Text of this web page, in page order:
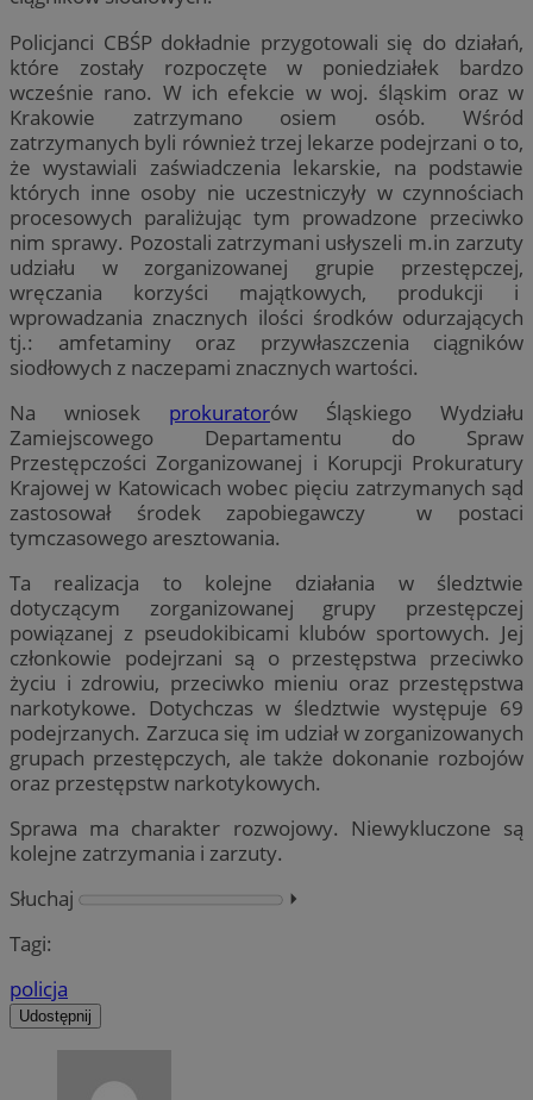
Policjanci CBŚP dokładnie przygotowali się do działań,
które zostały rozpoczęte w poniedziałek bardzo
wcześnie rano. W ich efekcie w woj. śląskim oraz w
Krakowie zatrzymano osiem osób. Wśród
zatrzymanych byli również trzej lekarze podejrzani o to,
że wystawiali zaświadczenia lekarskie, na podstawie
których inne osoby nie uczestniczyły w czynnościach
procesowych paraliżując tym prowadzone przeciwko
nim sprawy. Pozostali zatrzymani usłyszeli m.in zarzuty
udziału w zorganizowanej grupie przestępczej,
wręczania korzyści majątkowych, produkcji i
wprowadzania znacznych ilości środków odurzających
tj.: amfetaminy oraz przywłaszczenia ciągników
siodłowych z naczepami znacznych wartości.
Na wniosek prokuratorów Śląskiego Wydziału
Zamiejscowego Departamentu do Spraw
Przestępczości Zorganizowanej i Korupcji Prokuratury
Krajowej w Katowicach wobec pięciu zatrzymanych sąd
zastosował środek zapobiegawczy w postaci
tymczasowego aresztowania.
Ta realizacja to kolejne działania w śledztwie
dotyczącym zorganizowanej grupy przestępczej
powiązanej z pseudokibicami klubów sportowych. Jej
członkowie podejrzani są o przestępstwa przeciwko
życiu i zdrowiu, przeciwko mieniu oraz przestępstwa
narkotykowe. Dotychczas w śledztwie występuje 69
podejrzanych. Zarzuca się im udział w zorganizowanych
grupach przestępczych, ale także dokonanie rozbojów
oraz przestępstw narkotykowych.
Sprawa ma charakter rozwojowy. Niewykluczone są
kolejne zatrzymania i zarzuty.
Słuchaj
⏵︎
Tagi:
policja
Udostępnij